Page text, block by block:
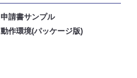
申請書サンプル
動作環境(パッケージ版)